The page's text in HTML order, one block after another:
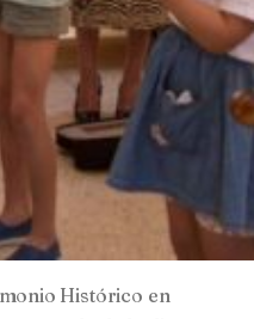
Histórico en